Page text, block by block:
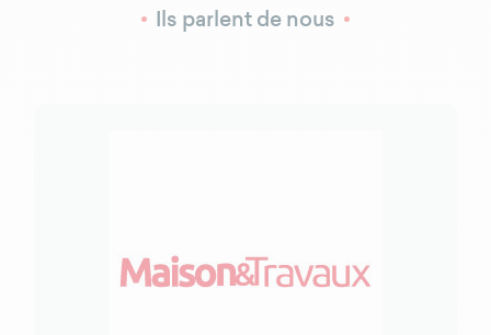
Ils parlent de nous